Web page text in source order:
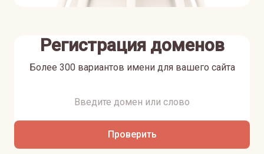
Регистрация доменов
Более 300 вариантов имени для вашего сайта
Проверить